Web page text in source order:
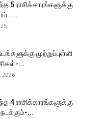
ராசிக்காரங்களுக்கு
முற்றுப்புள்ளி
...
2026
ராசிக்காரங்களுக்கு
...